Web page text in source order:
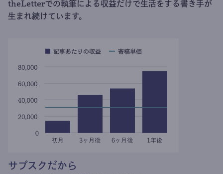
theLetterでの執筆による収益だけで生活をする書き手が
生まれ続けています。
サブスクだから